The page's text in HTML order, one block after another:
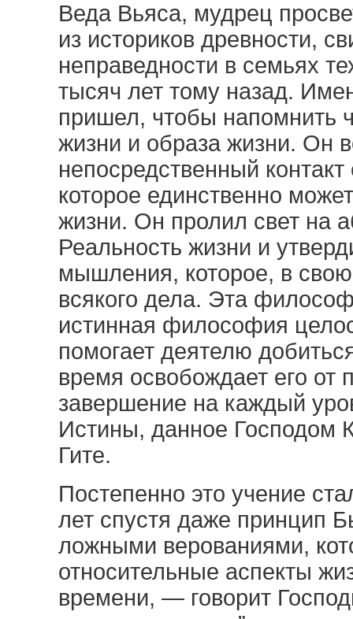
Веда Вьяса, мудрец
из историков древности,
неправедности в семьях
тысяч лет тому назад.
пришел, чтобы напомнить
жизни и образа жизни. Он
непосредственный
которое единственно
жизни. Он пролил свет на
Реальность жизни и
мышления, которое, в
всякого дела. Эта
истинная философия
помогает деятелю
время освобождает его от
завершение на каждый
Истины, данное Господом
Гите.
Постепенно это учение
лет спустя даже принцип
ложными верованиями,
относительные аспекты
времени, — говорит